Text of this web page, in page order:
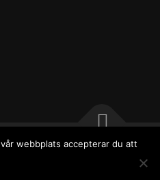
webbplats accepterar du att